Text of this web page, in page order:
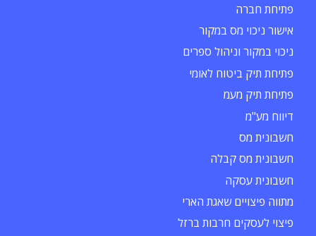
פתיחת חברה
אישור ניכוי מס במקור
ניכוי במקור וניהול ספרים
פתיחת תיק ביטוח לאומי
פתיחת תיק מעמ
דיווח מע"מ
חשבונית מס
חשבונית מס קבלה
חשבונית עסקה
מתווה פיצויים שאגת הארי
פיצוי לעסקים חרבות ברזל